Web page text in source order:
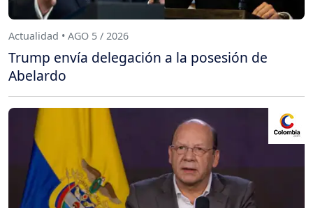
Actualidad • AGO 5 / 2026
Trump envía delegación a la posesión de
Abelardo